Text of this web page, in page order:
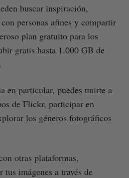
buscar inspiración,
personas afines y compartir
plan gratuito para los
gratis hasta 1.000 GB de
en particular, puedes unirte a
de Flickr, participar en
los géneros fotográficos
otras plataformas,
imágenes a través de